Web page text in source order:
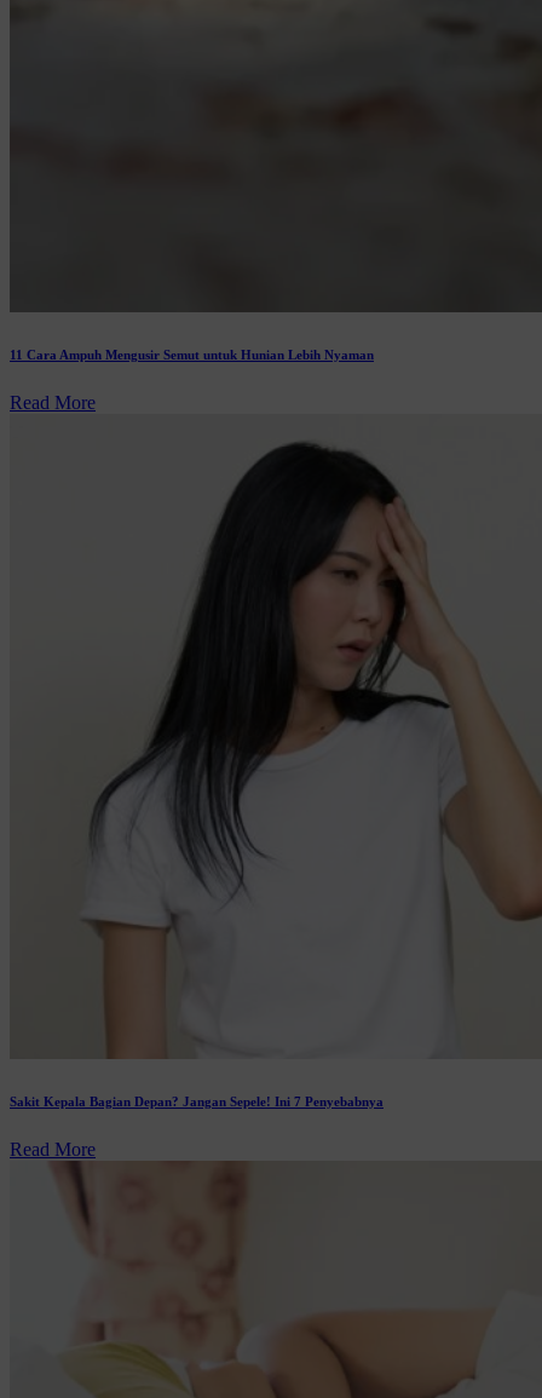
11 Cara Ampuh Mengusir Semut untuk Hunian Lebih Nyaman
Read More
Sakit Kepala Bagian Depan? Jangan Sepele! Ini 7 Penyebabnya
Read More